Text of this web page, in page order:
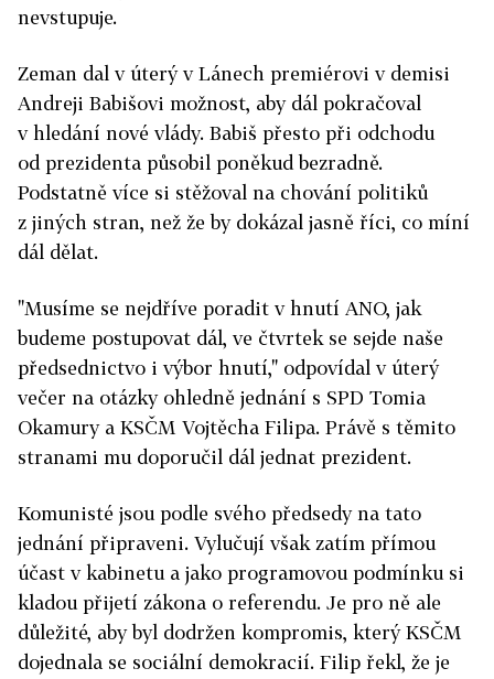
nevstupuje.
Zeman dal v úterý v Lánech premiérovi v demisi
Andreji Babišovi možnost, aby dál pokračoval
v hledání nové vlády. Babiš přesto při odchodu
od prezidenta působil poněkud bezradně.
Podstatně více si stěžoval na chování politiků
z jiných stran, než že by dokázal jasně říci, co míní
dál dělat.
"Musíme se nejdříve poradit v hnutí ANO, jak
budeme postupovat dál, ve čtvrtek se sejde naše
předsednictvo i výbor hnutí," odpovídal v úterý
večer na otázky ohledně jednání s SPD Tomia
Okamury a KSČM Vojtěcha Filipa. Právě s těmito
stranami mu doporučil dál jednat prezident.
Komunisté jsou podle svého předsedy na tato
jednání připraveni. Vylučují však zatím přímou
účast v kabinetu a jako programovou podmínku si
kladou přijetí zákona o referendu. Je pro ně ale
důležité, aby byl dodržen kompromis, který KSČM
dojednala se sociální demokracií. Filip řekl, že je